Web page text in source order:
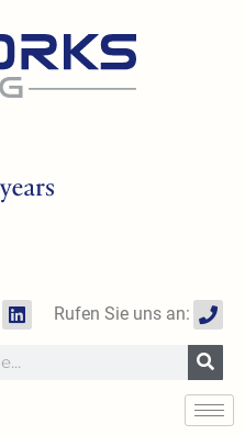
L
i
k
Rufen Sie uns an:
P
h
o
n
e